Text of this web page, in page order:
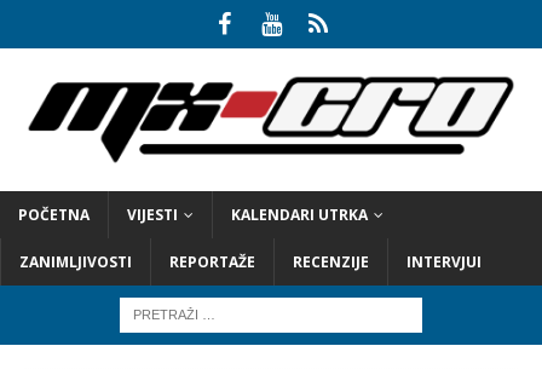
POČETNA VIJESTI KALENDARI UTRKA
ZANIMLJIVOSTI REPORTAŽE RECENZIJE INTERVJUI